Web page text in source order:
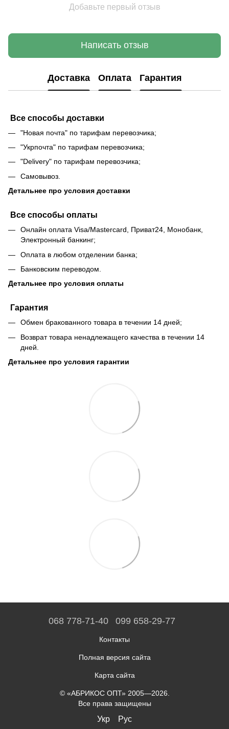
Добавьте первый отзыв
Написать отзыв
Доставка Оплата Гарантия
Все способы доставки
"Новая почта" по тарифам перевозчика;
"Укрпочта" по тарифам перевозчика;
"Delivery" по тарифам перевозчика;
Самовывоз.
Детальнее про условия доставки
Все способы оплаты
Онлайн оплата Visa/Mastercard, Приват24, Монобанк,
Электронный банкинг;
Оплата в любом отделении банка;
Банковским переводом.
Детальнее про условия оплаты
Гарантия
Обмен бракованного товара в течении 14 дней;
Возврат товара ненадлежащего качества в течении 14
дней.
Детальнее про условия гарантии
068 778-71-40 099 658-29-77
Контакты
Полная версия сайта
Карта сайта
© «АБРИКОС ОПТ» 2005—2026.
Все права защищены
Укр Рус